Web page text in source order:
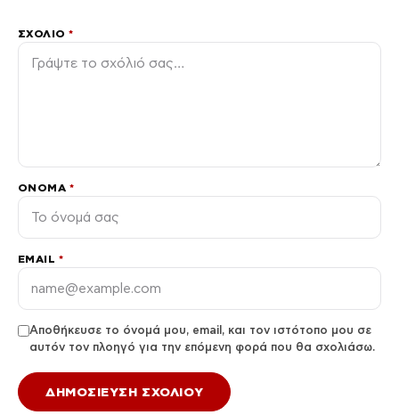
ΣΧΌΛΙΟ*
ΌΝΟΜΑ *
EMAIL *
Αποθήκευσε το όνομά μου, email, και τον ιστότοπο μου σε
αυτόν τον πλοηγό για την επόμενη φορά που θα σχολιάσω.